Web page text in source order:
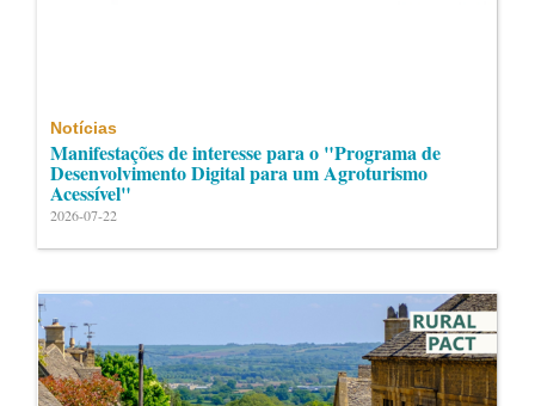
Notícias
Manifestações de interesse para o "Programa de
Desenvolvimento Digital para um Agroturismo
Acessível"
2026-07-22